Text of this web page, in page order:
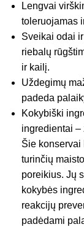
Lengvai
toleruojamas
Sveikai odai
riebalų
ir kailį.
Uždegimų
padeda
Kokybiški
ingredientai –
Šie konservai
turinčių
poreikius. Jų
kokybės
reakcijų
padėdami